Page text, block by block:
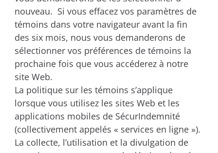
nouveau. Si vous effacez vos paramètres de
témoins dans votre navigateur avant la fin
des six mois, nous vous demanderons de
sélectionner vos préférences de témoins la
prochaine fois que vous accéderez à notre
site Web.
La politique sur les témoins s’applique
lorsque vous utilisez les sites Web et les
applications mobiles de SécurIndemnité
(collectivement appelés « services en ligne »).
La collecte, l’utilisation et la divulgation de